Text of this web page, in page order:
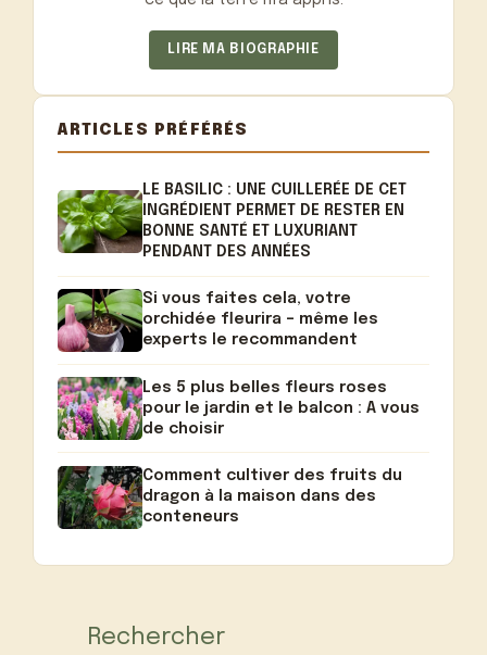
LIRE MA BIOGRAPHIE
ARTICLES PRÉFÉRÉS
LE BASILIC : UNE CUILLERÉE DE CET
INGRÉDIENT PERMET DE RESTER EN
BONNE SANTÉ ET LUXURIANT
PENDANT DES ANNÉES
Si vous faites cela, votre
orchidée fleurira – même les
experts le recommandent
Les 5 plus belles fleurs roses
pour le jardin et le balcon : A vous
de choisir
Comment cultiver des fruits du
dragon à la maison dans des
conteneurs
Rechercher